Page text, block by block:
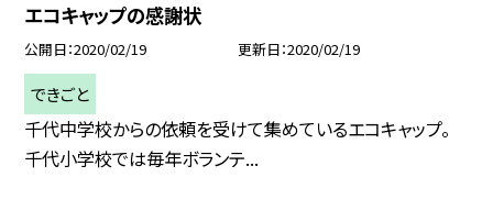
エコキャップの感謝状
公開日 2020/02/19 更新日 2020/02/19
できごと
千代中学校からの依頼を受けて集めているエコキャップ。
千代小学校では毎年ボランテ...